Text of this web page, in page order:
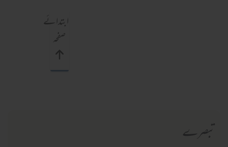
ابتدائے
صفحہ
تبصرے